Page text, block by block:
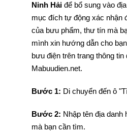
Ninh Hải để bổ sung vào
mục đích tự động xác nhận
của bưu phẩm, thư tín mà
mình xin hướng dẫn cho
bưu điện trên trang thông tin
Mabuudien.net.
Bước 1: Di chuyển đến ô
Bước 2: Nhập tên địa danh
mà bạn cần tìm.